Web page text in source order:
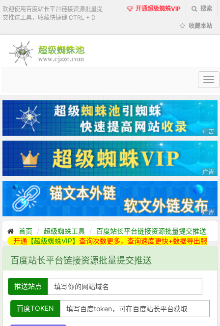
欢迎使用百度站长平台链接资源批量提
交推送工具，收藏快捷键 CTRL + D
开通超级蜘蛛VIP 搜索
收藏本站
超
蜘
蛛
池
首页 超级蜘蛛工具
百度站长平台链接资源批量提交推送
开通 【超级蜘蛛VIP】 查询次数更多，查询速度更快+数据导出服
百度站长平台链接资源批量提交推送
推送站点
百度TOKEN